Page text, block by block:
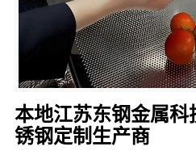
本地江苏东钢金属
锈钢定制生产商